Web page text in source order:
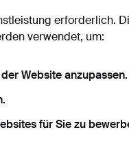
116
erforderlich.
verwendet, um:
Website anzupassen.
für Sie zu